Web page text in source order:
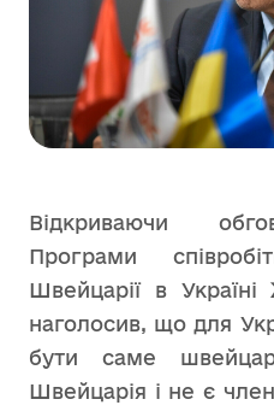
Відкриваючи
Програми
Швейцарії в Україні
наголосив, що для
бути саме
Швейцарія і не є